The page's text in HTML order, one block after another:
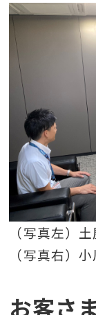
（写真左）
（写真右）
お客さ